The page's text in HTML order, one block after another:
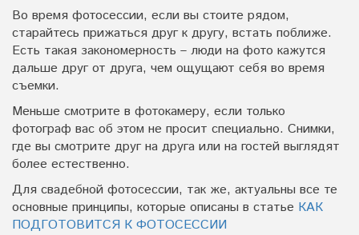
Во время фотосессии, если вы стоите рядом,
старайтесь прижаться друг к другу, встать поближе.
Есть такая закономерность – люди на фото кажутся
дальше друг от друга, чем ощущают себя во время
съемки.
Меньше смотрите в фотокамеру, если только
фотограф вас об этом не просит специально. Снимки,
где вы смотрите друг на друга или на гостей выглядят
более естественно.
Для свадебной фотосессии, так же, актуальны все те
основные принципы, которые описаны в статье КАК
ПОДГОТОВИТСЯ К ФОТОСЕССИИ